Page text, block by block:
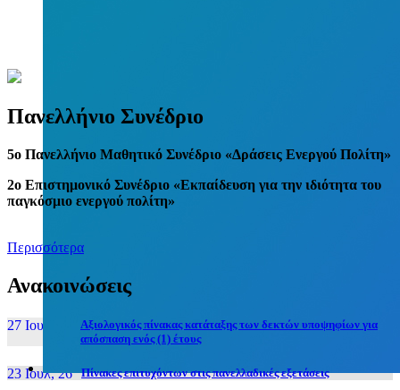
Πανελλήνιο Συνέδριο
5o Πανελλήνιο Μαθητικό Συνέδριο «Δράσεις Ενεργού Πολίτη»
2ο Επιστημονικό Συνέδριο «Εκπαίδευση για την ιδιότητα του
παγκόσμιο ενεργού πολίτη»
Περισσότερα
Ανακοινώσεις
27 Ιουν, 26
Αξιολογικός πίνακας κατάταξης των δεκτών υποψηφίων για
απόσπαση ενός (1) έτους
23 Ιουλ, 26 Πίνακες επιτυχόντων στις πανελλαδικές εξετάσεις